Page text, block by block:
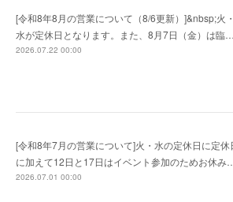
[令和8年8月の営業について（8/6更新）]&nbsp;火・
水が定休日となります。また、8月7日（金）は臨…
2026.07.22 00:00
[令和8年7月の営業について]火・水の定休日に定休
に加えて12日と17日はイベント参加のためお休み
2026.07.01 00:00